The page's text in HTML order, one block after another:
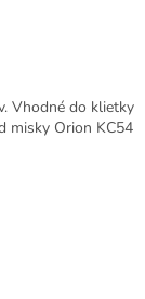
Vhodné do klietky
misky Orion KC54